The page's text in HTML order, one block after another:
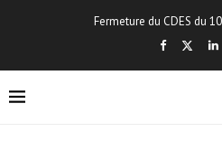
Fermeture du CDES du